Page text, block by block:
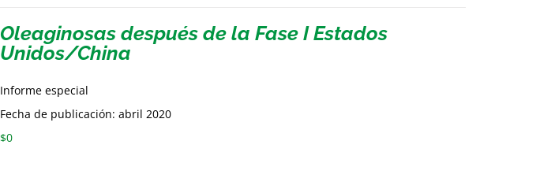
Oleaginosas después de la Fase I Estados
Unidos/China
Informe especial
Fecha de publicación: abril 2020
$0